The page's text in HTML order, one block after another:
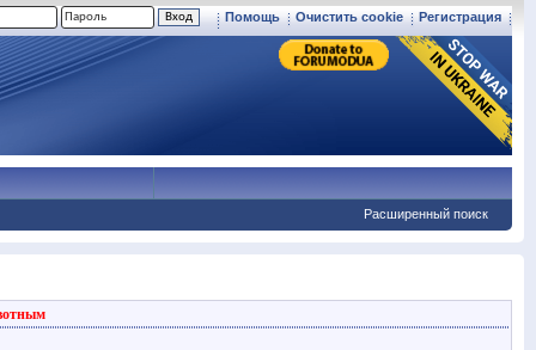
Регистрация
Очистить cookie
Помощь
Расширенный поиск